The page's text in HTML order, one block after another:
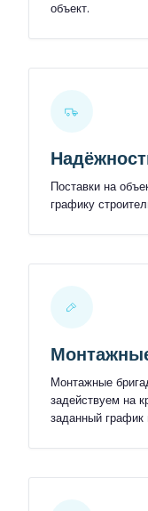
объект.
Поставки на
графику
Монтажные
задействуем на
заданный график